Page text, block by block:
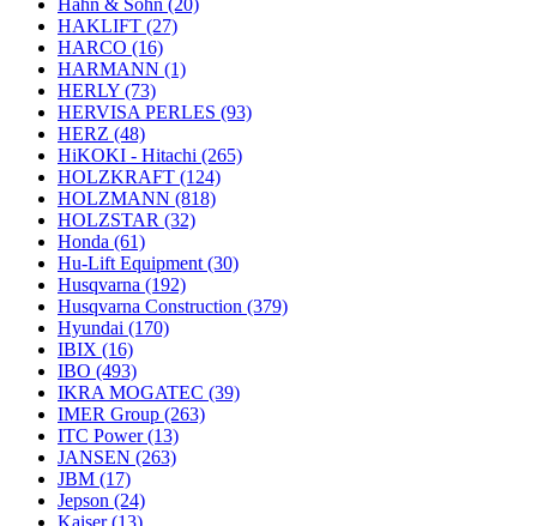
Hahn & Sohn (20)
HAKLIFT (27)
HARCO (16)
HARMANN (1)
HERLY (73)
HERVISA PERLES (93)
HERZ (48)
HiKOKI - Hitachi (265)
HOLZKRAFT (124)
HOLZMANN (818)
HOLZSTAR (32)
Honda (61)
Hu-Lift Equipment (30)
Husqvarna (192)
Husqvarna Construction (379)
Hyundai (170)
IBIX (16)
IBO (493)
IKRA MOGATEC (39)
IMER Group (263)
ITC Power(13)
JANSEN (263)
JBM (17)
Jepson (24)
Kaiser(13)